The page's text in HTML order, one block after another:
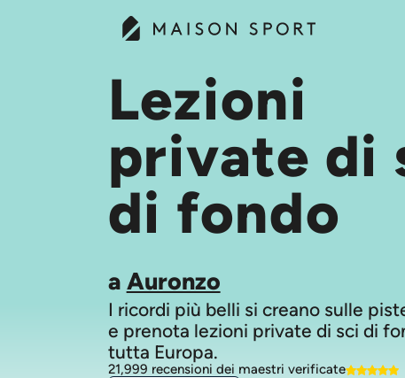
Lezioni
private di
di fondo
a Auronzo
I ricordi più belli si creano sulle
e prenota lezioni private di sci di
tutta Europa.
21,999 recensioni dei maestri verificate